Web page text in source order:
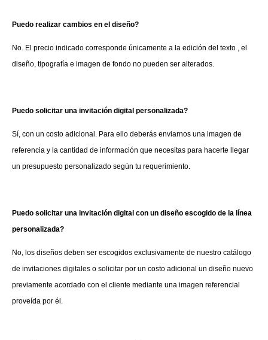
Puedo realizar cambios en el diseño?
No. El precio indicado corresponde únicamente a la edición del texto , el
diseño, tipografía e imagen de fondo no pueden ser alterados.
Puedo solicitar una invitación digital personalizada?
Sí, con un costo adicional. Para ello deberás enviarnos una imagen de
referencia y la cantidad de información que necesitas para hacerte llegar
un presupuesto personalizado según tu requerimiento.
Puedo solicitar una invitación digital con un diseño escogido de la línea
personalizada?
No, los diseños deben ser escogidos exclusivamente de nuestro catálogo
de invitaciones digitales o solicitar por un costo adicional un diseño nuevo
previamente acordado con el cliente mediante una imagen referencial
proveída por él.